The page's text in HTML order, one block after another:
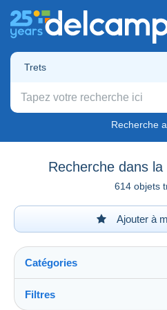
Trets
Recherche
Recherche dans
614 objets
Ajouter à
Catégories
Filtres